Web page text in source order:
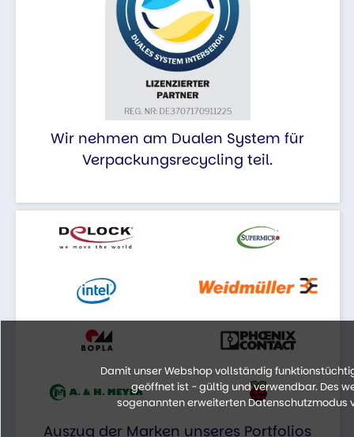
Wir nehmen am Dualen System für
Verpackungsrecycling teil.
Auszug der Marken unseres Portfolios
Damit unser Webshop vollständig
geöffnet ist - gültig und verwendbar. Des
sogenannten erweiterten Datenschutzmodus